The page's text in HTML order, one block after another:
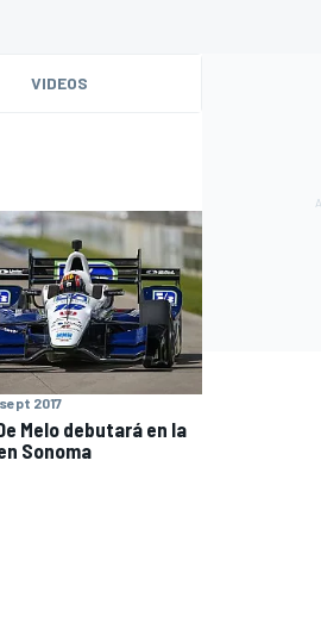
VIDEOS
2017
Melo debutará en la
Sonoma